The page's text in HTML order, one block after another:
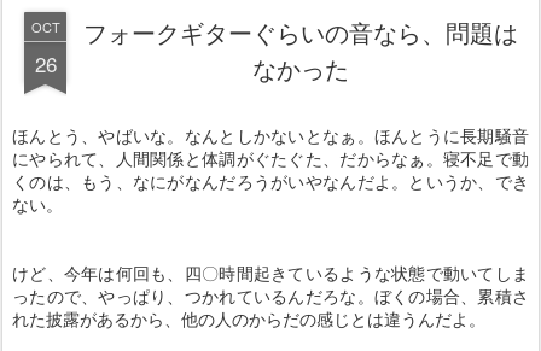
OCT
26
フォークギターぐらいの音なら、問題は
なかった
ほんとう、やばいな。なんとしかないとなぁ。ほんとうに長期騒音
にやられて、人間関係と体調がぐたぐた、だからなぁ。寝不足で動
くのは、もう、なにがなんだろうがいやなんだよ。というか、でき
ない。
けど、今年は何回も、四〇時間起きているような状態で動いてしま
ったので、やっぱり、つかれているんだろな。ぼくの場合、累積さ
れた披露があるから、他の人のからだの感じとは違うんだよ。